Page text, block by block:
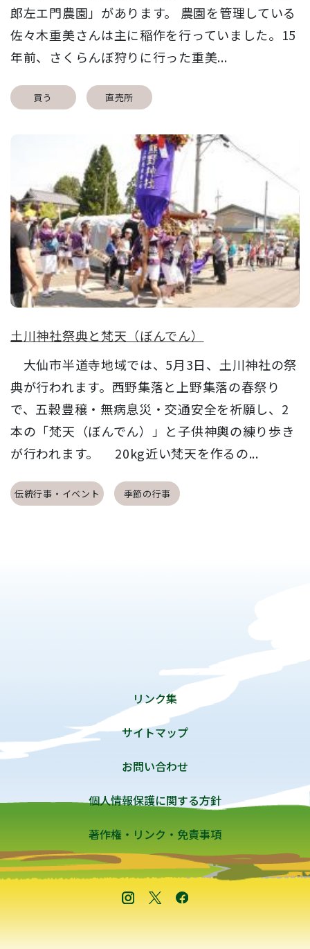
郎左エ門農園」があります。 農園を管理している
佐々木重美さんは主に稲作を行っていました。15
年前、さくらんぼ狩りに行った重美...
買う 直売所
土川神社祭典と梵天（ぼんでん）
大仙市半道寺地域では、5月3日、土川神社の祭
典が行われます。西野集落と上野集落の春祭り
で、五穀豊穣・無病息災・交通安全を祈願し、2
本の「梵天（ぼんでん）」と子供神輿の練り歩き
が行われます。 20kg近い梵天を作るの...
伝統行事・イベント 季節の行事
リンク集
サイトマップ
お問い合わせ
個人情報保護に関する方針
著作権・リンク・免責事項